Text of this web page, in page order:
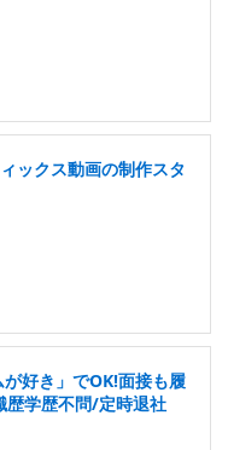
ックス動画の制作スタ
好き」でOK!面接も履
学歴不問/定時退社